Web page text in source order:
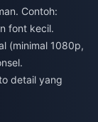
Contoh:
font kecil.
(minimal 1080p,
detail yang